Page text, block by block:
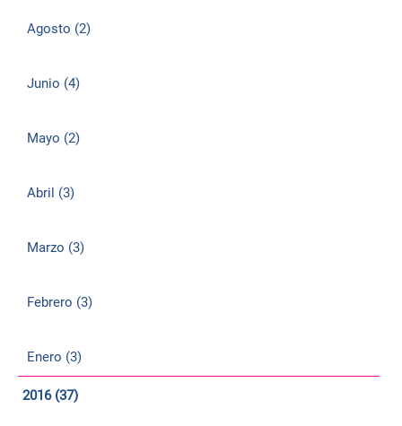
Agosto (2)
Junio (4)
Mayo (2)
Abril (3)
Marzo (3)
Febrero (3)
Enero (3)
2016 (37)